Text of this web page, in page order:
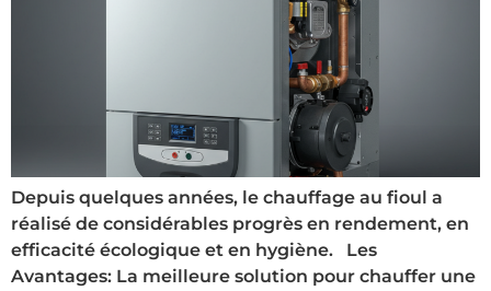
Depuis quelques années, le chauffage au fioul a
réalisé de considérables progrès en rendement, en
efficacité écologique et en hygiène. Les
Avantages: La meilleure solution pour chauffer une